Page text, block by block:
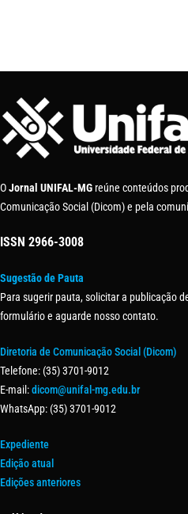
OJornal UNIFAL-MG reúne conteúdos
Comunicação Social (Dicom) e pela
ISSN 2966-3008
Sugestão de Pauta
Para sugerir pauta, solicitar a publicação
formulário e aguarde nosso contato.
Diretoria de Comunicação Social (Dicom)
Telefone: (35) 3701-9012
E-mail:dicom@unifal-mg.edu.br
WhatsApp: (35) 3701-9012
Expediente
Edição atual
Edições anteriores